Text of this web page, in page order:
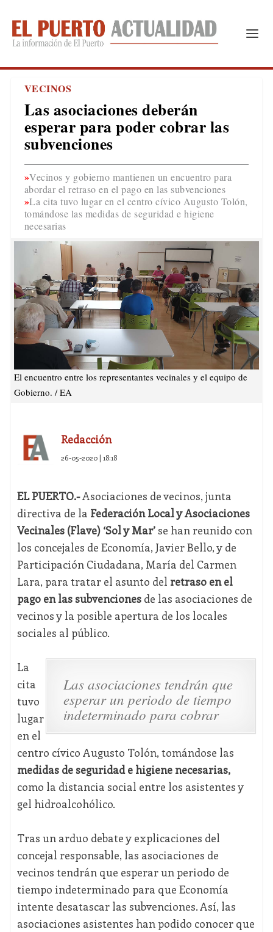
VECINOS
Las asociaciones deberán
esperar para poder cobrar las
subvenciones
Vecinos y gobierno mantienen un encuentro para
abordar el retraso en el pago en las subvenciones
La cita tuvo lugar en el centro cívico Augusto Tolón,
tomándose las medidas de seguridad e higiene
necesarias
El encuentro entre los representantes vecinales y el equipo de
Gobierno. / EA
Redacción
26-05-2020 | 18:18
EL PUERTO.-Asociaciones de vecinos, junta
directiva de la Federación Local y Asociaciones
Vecinales (Flave) ‘Sol y Mar’se han reunido con
los concejales de Economía, Javier Bello, y de
Participación Ciudadana, María del Carmen
Lara, para tratar el asunto del retraso en el
pago en las subvencionesde las asociaciones de
vecinos y la posible apertura de los locales
sociales al público.
Las asociaciones tendrán que
esperar un periodo de tiempo
indeterminado para cobrar
La
cita
tuvo
lugar
en el
centro cívico Augusto Tolón, tomándose las
medidas de seguridad e higiene necesarias,
como la distancia social entre los asistentes y
gel hidroalcohólico.
Tras un arduo debate y explicaciones del
concejal responsable, las asociaciones de
vecinos tendrán que esperar un periodo de
tiempo indeterminado para que Economía
intente desatascar las subvenciones. Así, las
asociaciones asistentes han podido conocer que